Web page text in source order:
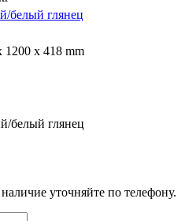
белый глянец
1200 x 418 mm
белый глянец
уточняйте по телефону.